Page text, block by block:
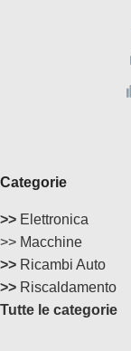
Categorie
>> Elettronica
>> Macchine
>> Ricambi Auto
>> Riscaldamento
Tutte le categorie